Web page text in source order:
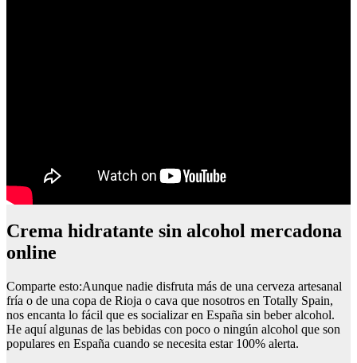
Crema hidratante sin alcohol mercadona
online
Comparte esto:Aunque nadie disfruta más de una cerveza artesanal
fría o de una copa de Rioja o cava que nosotros en Totally Spain,
nos encanta lo fácil que es socializar en España sin beber alcohol.
He aquí algunas de las bebidas con poco o ningún alcohol que son
populares en España cuando se necesita estar 100% alerta.